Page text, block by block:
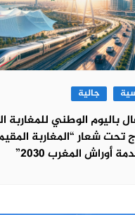
جالية
باليوم الوطني للمغاربة
تحت شعار “المغاربة
أوراش المغرب 2030”